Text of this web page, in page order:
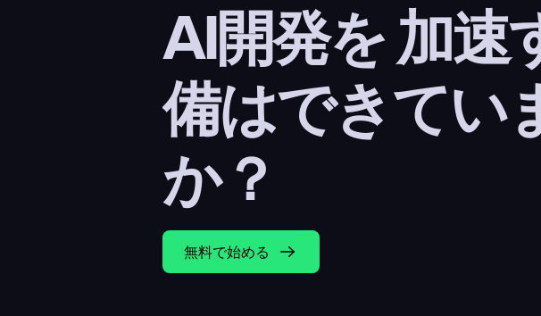
AI開発を 加速
備はできてい
か？
無料で始める